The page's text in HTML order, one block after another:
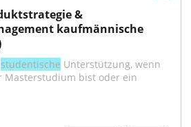
&
kaufmännische
studentische Unterstützung, wenn
Masterstudium bist oder ein